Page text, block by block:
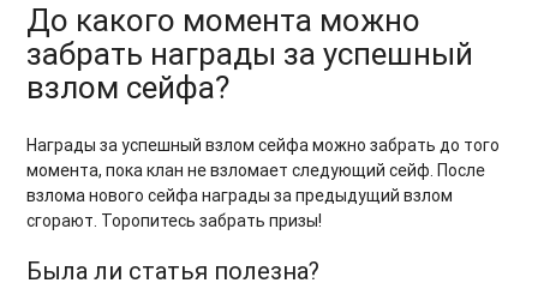
До какого момента можно
забрать награды за успешный
взлом сейфа?
Награды за успешный взлом сейфа можно забрать до того
момента, пока клан не взломает следующий сейф. После
взлома нового сейфа награды за предыдущий взлом
сгорают. Торопитесь забрать призы!
Была ли статья полезна?